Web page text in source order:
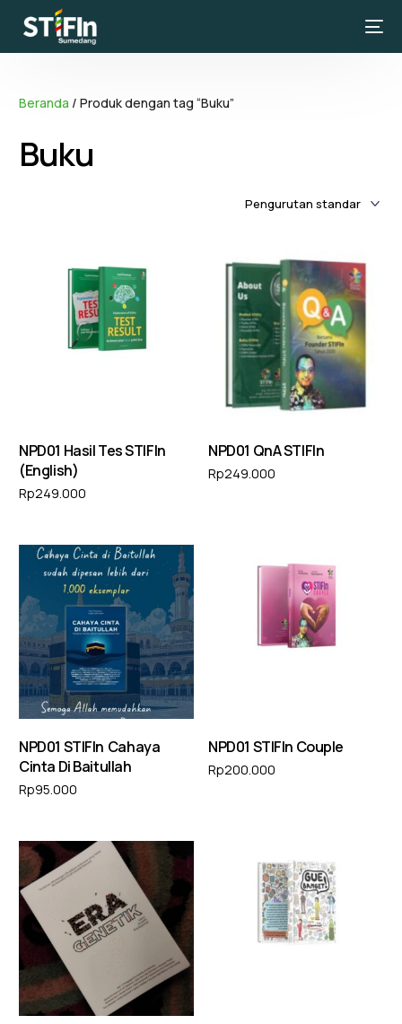
Beranda / Produk dengan tag “Buku”
Buku
NPD01 Hasil Tes STIFIn
(English)
Rp249.000
NPD01 QnA STIFIn
Rp249.000
NPD01 STIFIn ⁠ ⁠⁠Cahaya
Cinta Di Baitullah
Rp95.000
NPD01 STIFIn Couple
Rp200.000